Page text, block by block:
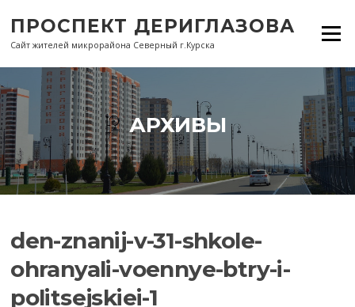
содержанию
ПРОСПЕКТ ДЕРИГЛАЗОВА
Сайт жителей микрорайона Северный г.Курска
Меню
АРХИВЫ
den-znanij-v-31-shkole-
ohranyali-voennye-btry-i-
politsejskiei-1